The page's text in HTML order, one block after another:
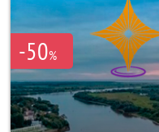
-50%